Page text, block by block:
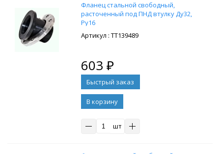
Фланец стальной свободный,
расточенный под ПНД втулку Ду32,
Ру16
: ТТ139489
603 ₽
В корзину
шт